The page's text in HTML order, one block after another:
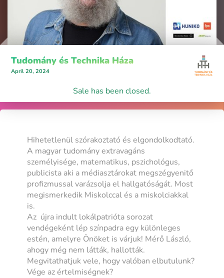
Tudomány és Technika Háza
April 20, 2024
Sale has been closed.
Hihetetlenül szórakoztató és elgondolkodtató.
A magyar tudomány extravagáns
személyisége, matematikus, pszichológus,
publicista aki a médiasztárokat megszégyenitő
profizmussal varázsolja el hallgatóságát. Most
megismerkedik Miskolccal és a miskolciakkal
is.
Az újra indult lokálpatrióta sorozat
vendégeként lép színpadra egy különleges
estén, amelyre Önöket is várjuk! Mérő László,
ahogy még nem látták, hallották.
Megvitathatjuk vele, hogy valóban elbutulunk?
Vége az értelmiségnek?